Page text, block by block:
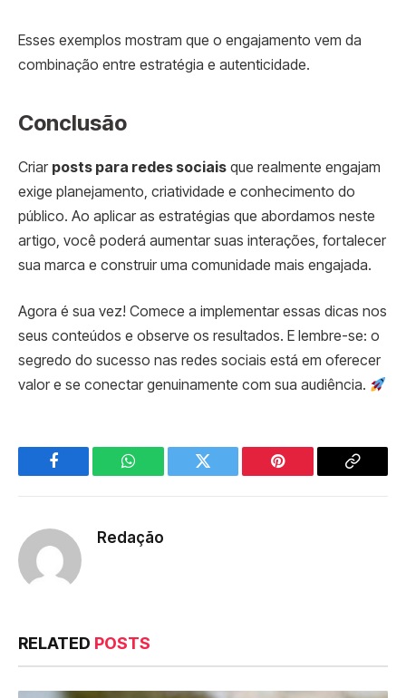
Esses exemplos mostram que o engajamento vem da
combinação entre estratégia e autenticidade.
Conclusão
Criar posts para redes sociais que realmente engajam
exige planejamento, criatividade e conhecimento do
público. Ao aplicar as estratégias que abordamos neste
artigo, você poderá aumentar suas interações, fortalecer
sua marca e construir uma comunidade mais engajada.
Agora é sua vez! Comece a implementar essas dicas nos
seus conteúdos e observe os resultados. E lembre-se: o
segredo do sucesso nas redes sociais está em oferecer
valor e se conectar genuinamente com sua audiência.
Facebook WhatsApp Twitter Pinterest
Copy
Redação
RELATED POSTS